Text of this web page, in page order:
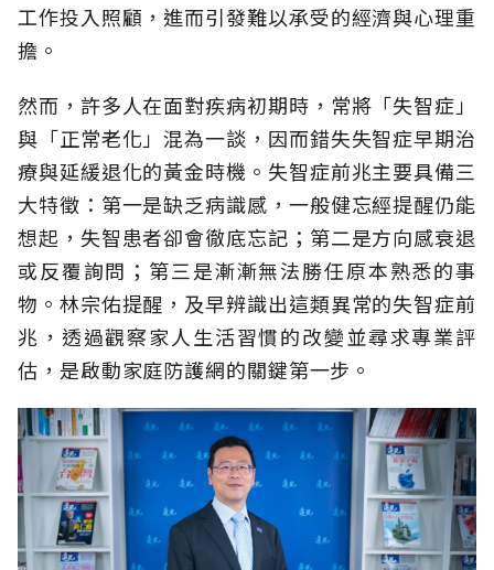
工作投入照顧，進而引發難以承受的經濟與心理重
擔。
然而，許多人在面對疾病初期時，常將「失智症」
與「正常老化」混為一談，因而錯失失智症早期治
療與延緩退化的黃金時機。失智症前兆主要具備三
大特徵：第一是缺乏病識感，一般健忘經提醒仍能
想起，失智患者卻會徹底忘記；第二是方向感衰退
或反覆詢問；第三是漸漸無法勝任原本熟悉的事
物。林宗佑提醒，及早辨識出這類異常的失智症前
兆，透過觀察家人生活習慣的改變並尋求專業評
估，是啟動家庭防護網的關鍵第一步。